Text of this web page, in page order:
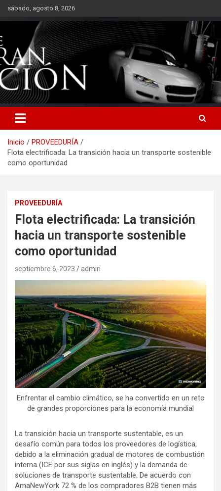
Saltarsábado, agosto 8, 2026
Inicio
PROVEEDURÍA
Flota electrificada: La transición hacia un transporte sostenible
como oportunidad
PROVEEDURÍA
Flota electrificada: La transición
hacia un transporte sostenible
como oportunidad
septiembre 6, 2023 admin
Enfrentar el cambio climático, se ha convertido en un reto
de grandes proporciones para la economía mundial
La transición hacia un transporte sustentable, es un
desafío común para todos los proveedores de logística,
debido a la eliminación gradual de motores de combustión
interna (ICE por sus siglas en inglés) y la demanda de
soluciones de transporte sustentable. De acuerdo con
AmaNewYork 72 % de los compradores B2B tienen más